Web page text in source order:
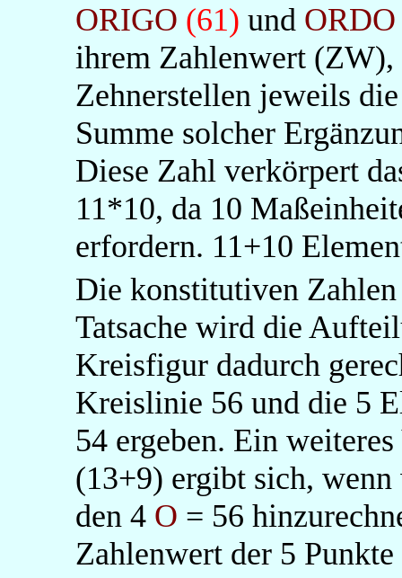
ORIGO (61) und ORDO
ihrem Zahlenwert
Zehnerstellen jeweils
Summe solcher
Diese Zahl verkörpert
11*10, da 10
erfordern. 11+10
Die konstitutiven
Tatsache wird die
Kreisfigur dadurch
Kreislinie 56 und die 5
54 ergeben. Ein
(13+9) ergibt sich,
den 4 O = 56
Zahlenwert der 5